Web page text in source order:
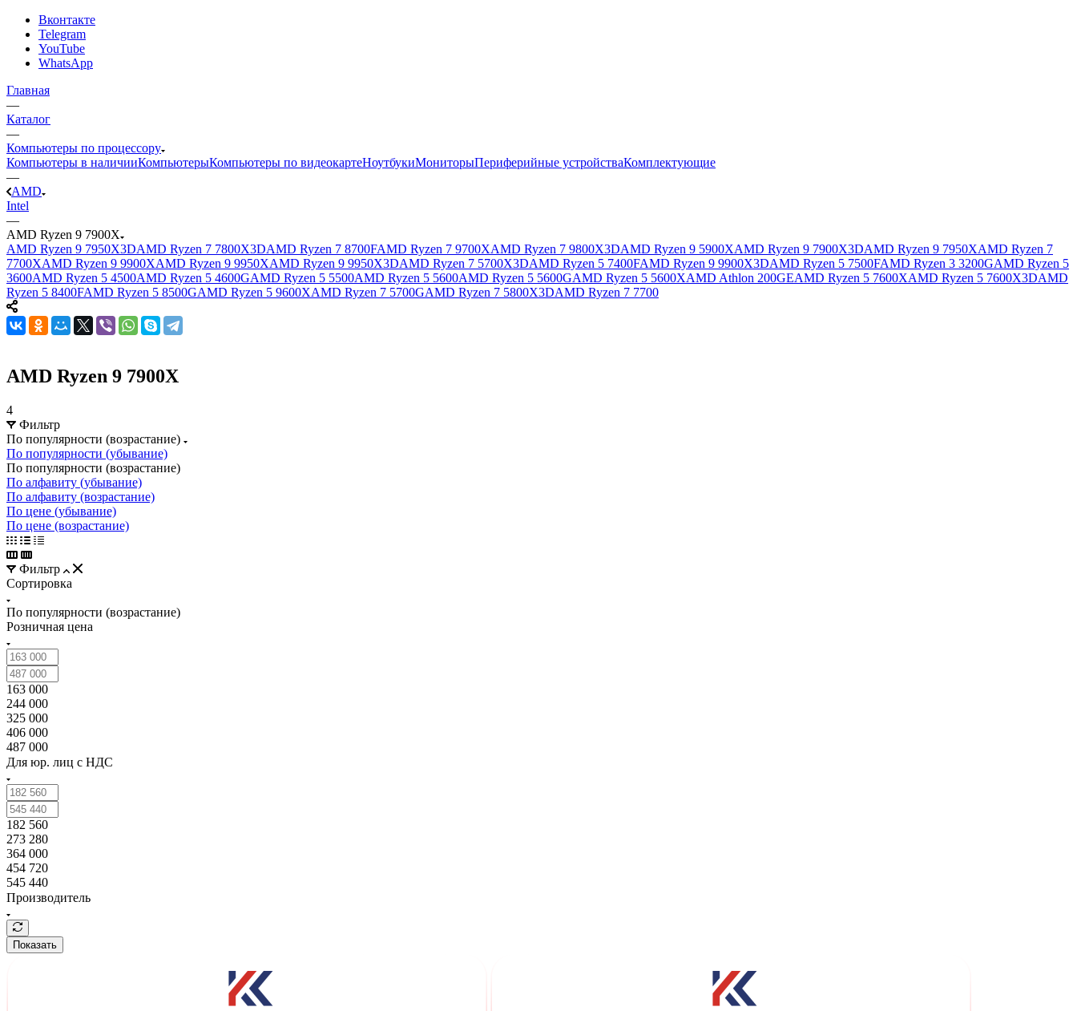
Вконтакте
Telegram
YouTube
WhatsApp
Главная
—
Каталог
—
Компьютеры по процессору
Компьютеры в наличииКомпьютерыКомпьютеры по видеокартеНоутбукиМониторыПериферийные устройстваКомплектующие
—
AMD
Intel
—
AMD Ryzen 9 7900X
AMD Ryzen 9 7950X3DAMD Ryzen 7 7800X3DAMD Ryzen 7 8700FAMD Ryzen 7 9700XAMD Ryzen 7 9800X3DAMD Ryzen 9 5900XAMD Ryzen 9 7900X3DAMD Ryzen 9 7950XAMD Ryzen 7
7700XAMD Ryzen 9 9900XAMD Ryzen 9 9950XAMD Ryzen 9 9950X3DAMD Ryzen 7 5700X3DAMD Ryzen 5 7400FAMD Ryzen 9 9900X3DAMD Ryzen 5 7500FAMD Ryzen 3 3200GAMD Ryzen 5
3600AMD Ryzen 5 4500AMD Ryzen 5 4600GAMD Ryzen 5 5500AMD Ryzen 5 5600AMD Ryzen 5 5600GAMD Ryzen 5 5600XAMD Athlon 200GEAMD Ryzen 5 7600XAMD Ryzen 5 7600X3DAMD
Ryzen 5 8400FAMD Ryzen 5 8500GAMD Ryzen 5 9600XAMD Ryzen 7 5700GAMD Ryzen 7 5800X3DAMD Ryzen 7 7700
AMD Ryzen 9 7900X
4
Фильтр
По популярности (возрастание)
По популярности (убывание)
По популярности (возрастание)
По алфавиту (убывание)
По алфавиту (возрастание)
По цене (убывание)
По цене (возрастание)
Фильтр
Сортировка
По популярности (возрастание)
Розничная цена
163 000
244 000
325 000
406 000
487 000
Для юр. лиц c НДС
182 560
273 280
364 000
454 720
545 440
Производитель
Показать